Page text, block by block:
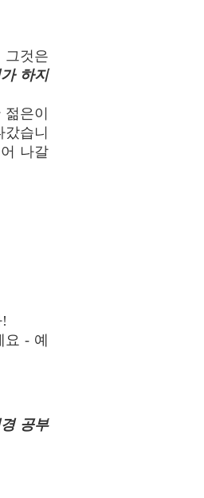
그것은
하지
은이
습니
나갈
- 예
공부